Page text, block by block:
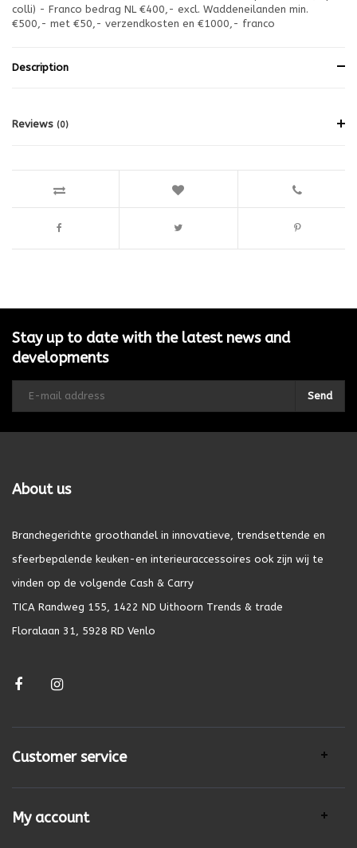
colli) - Franco bedrag NL €400,- excl. Waddeneilanden min.
€500,- met €50,- verzendkosten en €1000,- franco
Description
Reviews (0)
Stay up to date with the latest news and
developments
Send
About us
Branchegerichte groothandel in innovatieve, trendsettende en
sfeerbepalende keuken-en interieuraccessoires ook zijn wij te
vinden op de volgende Cash & Carry
TICA Randweg 155, 1422 ND Uithoorn Trends & trade
Floralaan 31, 5928 RD Venlo
Customer service
My account